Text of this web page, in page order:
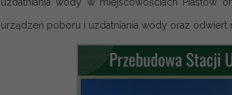
urządzeń poboru i uzdatniania wody oraz odwiert